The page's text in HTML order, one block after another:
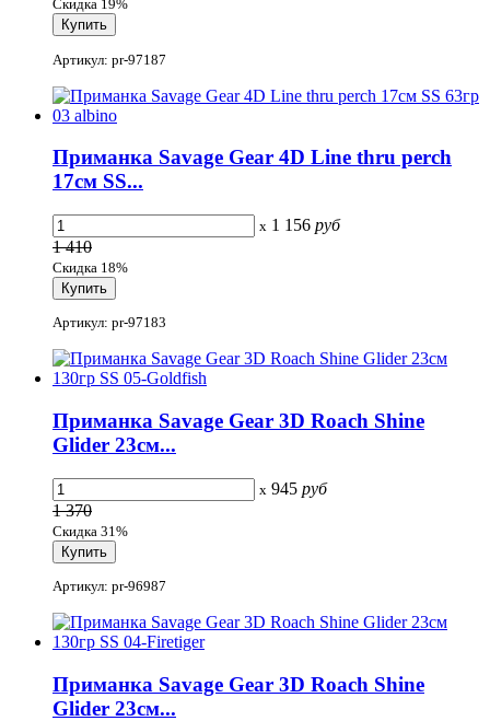
Скидка 19%
Артикул: pr-97187
Приманка Savage Gear 4D Line thru perch
17см SS...
x 1 156 руб
1 410
Скидка 18%
Артикул: pr-97183
Приманка Savage Gear 3D Roach Shine
Glider 23см...
x 945 руб
1 370
Скидка 31%
Артикул: pr-96987
Приманка Savage Gear 3D Roach Shine
Glider 23см...